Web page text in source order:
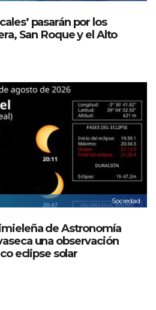
pasarán por los
San Roque y el Alto
Sociedad
de Astronomía
una observación
eclipse solar